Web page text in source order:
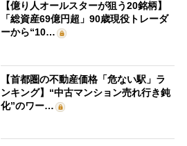
【億り人オールスターが狙う20銘柄】
「総資産69億円超」90歳現役トレーダ
ーから“10…
【首都圏の不動産価格「危ない駅」ラ
ンキング】“中古マンション売れ行き鈍
化”のワー…